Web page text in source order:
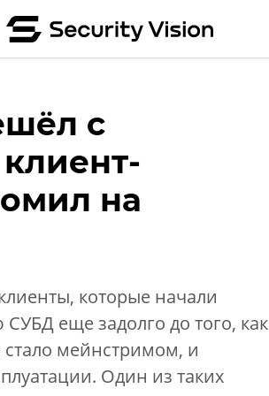
с
на
которые начали
еще задолго до того, как
мейнстримом, и
Один из таких